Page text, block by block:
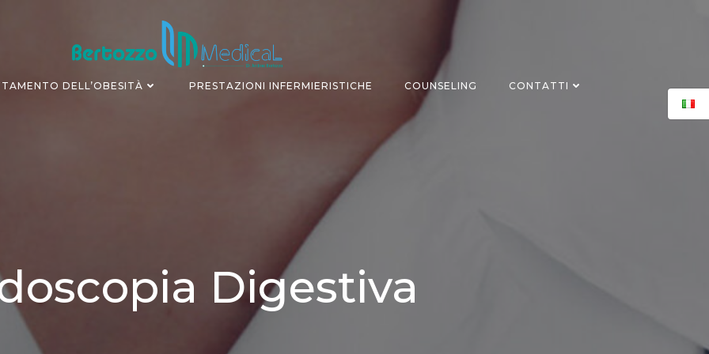
DELL’OBESITÀ PRESTAZIONI INFERMIERISTICHE COUNSELING CONTATTI
Digestiva